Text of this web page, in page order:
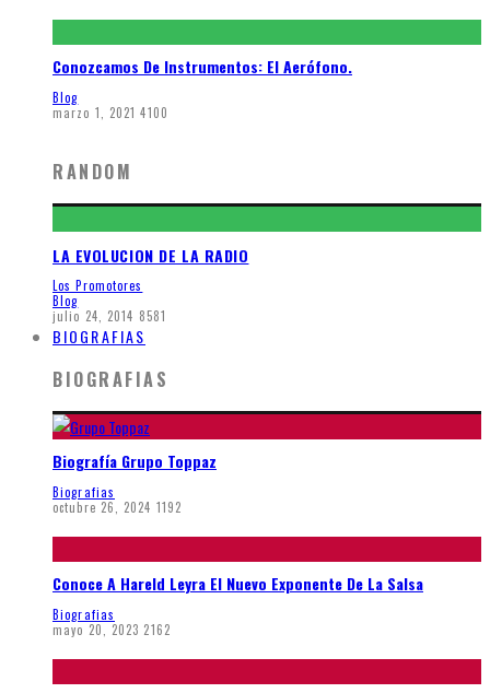
Conozcamos De Instrumentos: El Aerófono.
Blog
marzo 1, 2021 4100
RANDOM
LA EVOLUCION DE LA RADIO
Los Promotores
Blog
julio 24, 2014 8581
BIOGRAFIAS
BIOGRAFIAS
Biografía Grupo Toppaz
Biografias
octubre 26, 2024 1192
Conoce A Hareld Leyra El Nuevo Exponente De La Salsa
Biografias
mayo 20, 2023 2162